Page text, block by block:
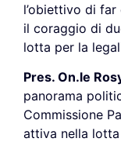
l’obiettivo di
il coraggio di
lotta per la
Pres. On.le
panorama
Commissione
attiva nella